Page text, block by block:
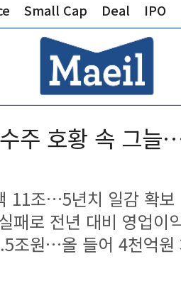
Small Cap Deal IPO
주 호황 속 그늘
11조…5년치 일감 확보
패로 전년 대비 영업이
조원…올 들어 4천억원